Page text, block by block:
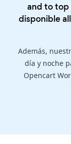
and to top
disponible
Además,
día y noche
Opencart